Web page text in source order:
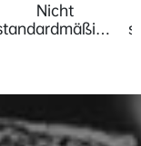
Nicht